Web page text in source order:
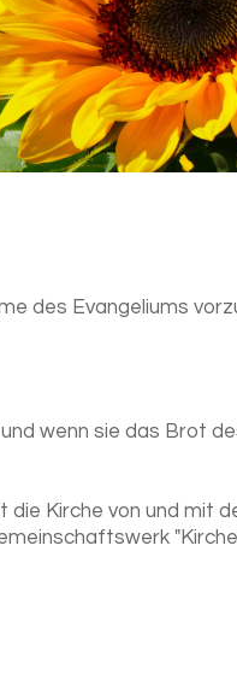
des Evangeliums
wenn sie das Brot
Kirche von und mit